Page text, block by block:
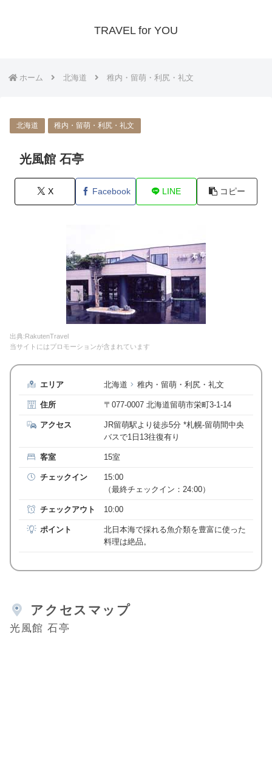
TRAVEL for YOU
ホーム 北海道 稚内・留萌・利尻・礼文
北海道 稚内・留萌・利尻・礼文
光風館 石亭
X Facebook LINE コピー
出典:RakutenTravel
当サイトにはプロモーションが含まれています
エリア 北海道 稚内・留萌・利尻・礼文
住所 〒077-0007 北海道留萌市栄町3-1-14
アクセス
JR留萌駅より徒歩5分 *札幌-留萌間中央
バスで1日13往復有り
客室 15室
チェックイン
15:00
（最終チェックイン：24:00）
チェックアウト 10:00
ポイント
北日本海で採れる魚介類を豊富に使った
料理は絶品。
アクセスマップ
光風館 石亭